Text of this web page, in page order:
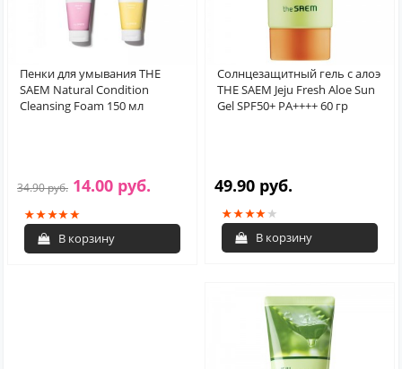
Пенки для умывания THE
SAEM Natural Condition
Cleansing Foam 150 мл
34.90 руб. 14.00 руб.
В корзину
Солнцезащитный гель с алоэ
THE SAEM Jeju Fresh Aloe Sun
Gel SPF50+ PA++++ 60 гр
49.90 руб.
В корзину